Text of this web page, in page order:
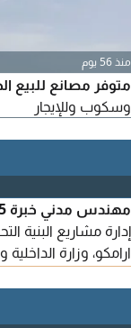
منذ 56 يوم
متوفر مصانع للبيع
وسكوب وللإيجار
إدارة مشاريع البنية
ارامكو، وزارة
ولدي خبرة جيدة
الرياضة ومدير مكتب